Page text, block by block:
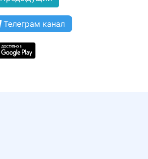
Телеграм канал